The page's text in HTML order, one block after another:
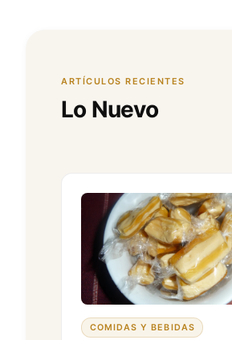
ARTÍCULOS RECIENTES
Lo Nuevo
COMIDAS Y BEBIDAS